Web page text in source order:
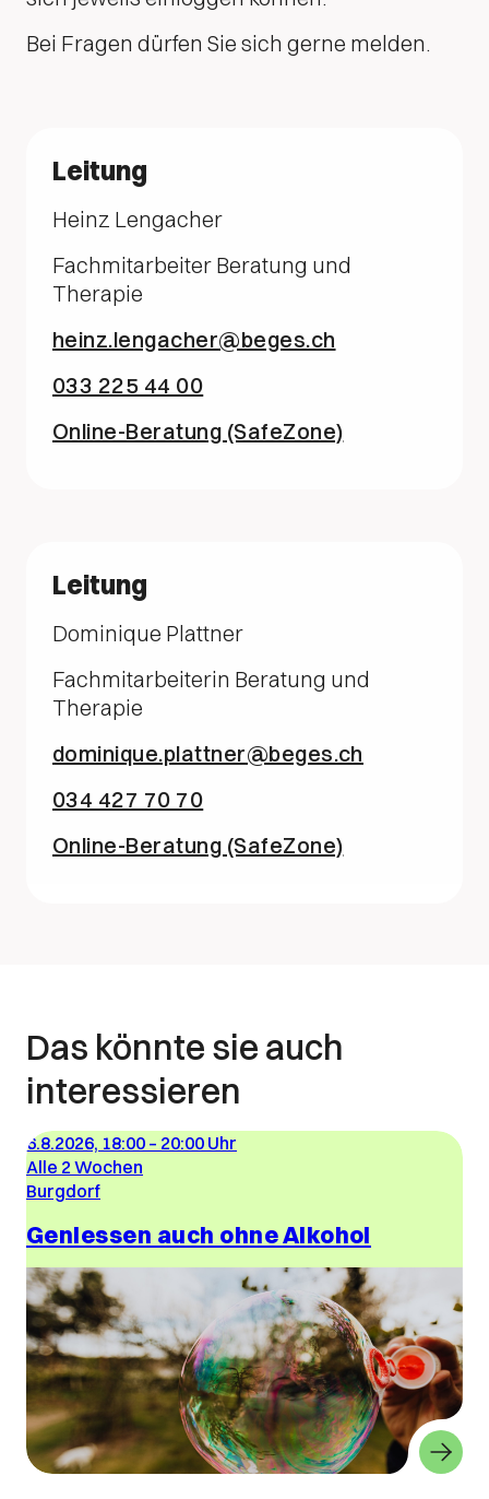
Bei Fragen dürfen Sie sich gerne melden.
Leitung
Heinz Lengacher
Fachmitarbeiter Beratung und
Therapie
heinz.lengacher@beges.ch
033 225 44 00
Online-Beratung (SafeZone)
Leitung
Dominique Plattner
Fachmitarbeiterin Beratung und
Therapie
dominique.plattner@beges.ch
034 427 70 70
Online-Beratung (SafeZone)
Das könnte sie auch
interessieren
6.8.2026, 18:00 – 20:00 Uhr
Alle 2 Wochen
Burgdorf
Geniessen auch ohne Alkohol